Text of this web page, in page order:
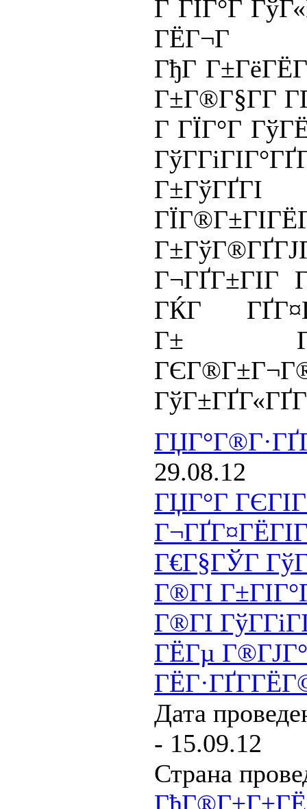
Г ГЇГ°Г
ГЁГ¬Г
ГђГ
Г±Г®Г§Г­Г
Г ГЇГ°Г
Г¬ГҐГ±ГІГ
ГЌГ
Г±
29.08.12
ГЏГ°Г
Г€Г§ГЎГ
Г®ГІ
Г®ГІ
ГЁГµ
Дата
- 15.09.12
Страна